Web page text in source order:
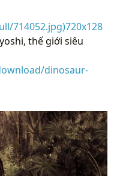
714052.jpg)720x128
thế giới siêu
dinosaur-